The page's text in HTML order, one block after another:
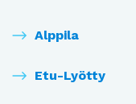
Alppila
Etu-Lyötty